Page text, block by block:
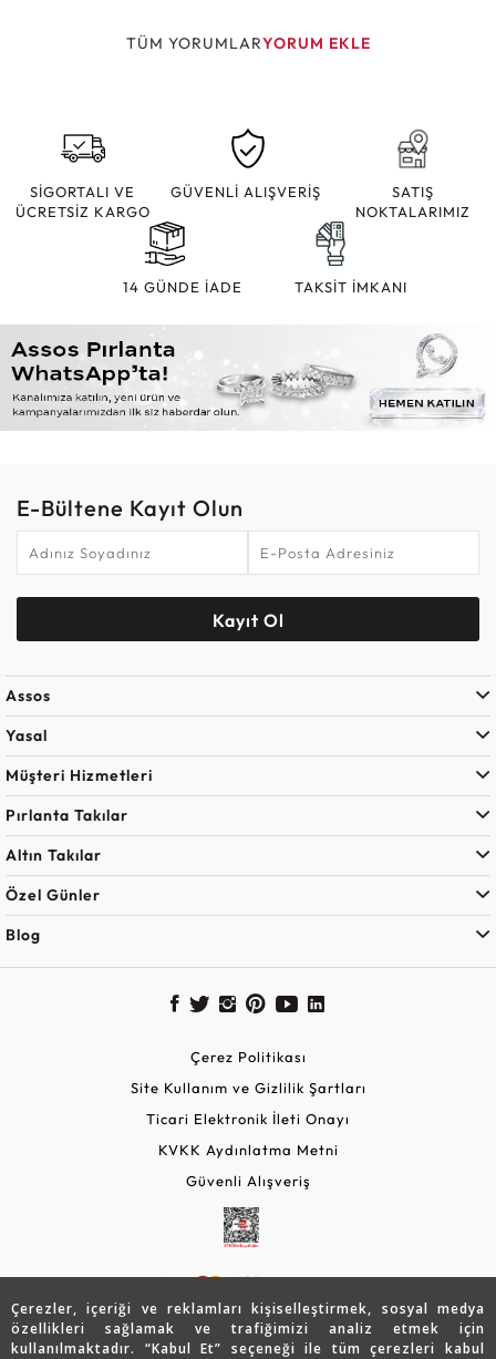
Çerezler, içeriği ve reklamları kişiselleştirmek, sosyal medya
özellikleri sağlamak ve trafiğimizi analiz etmek için
kullanılmaktadır. “Kabul Et” seçeneği ile tüm çerezleri kabul
TÜM YORUMLARYORUM EKLE
SİGORTALI VE
ÜCRETSİZ KARGO
GÜVENLİ ALIŞVERİŞ
SATIŞ
NOKTALARIMIZ
14 GÜNDE İADE TAKSİT İMKANI
E-Bültene Kayıt Olun
Kayıt Ol
Assos
Yasal
Müşteri Hizmetleri
Pırlanta Takılar
Altın Takılar
Özel Günler
Blog
Çerez Politikası
Site Kullanım ve Gizlilik Şartları
Ticari Elektronik İleti Onayı
KVKK Aydınlatma Metni
Güvenli Alışveriş